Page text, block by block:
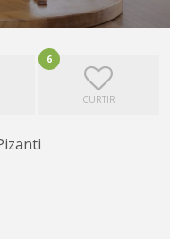
6
CURTIR